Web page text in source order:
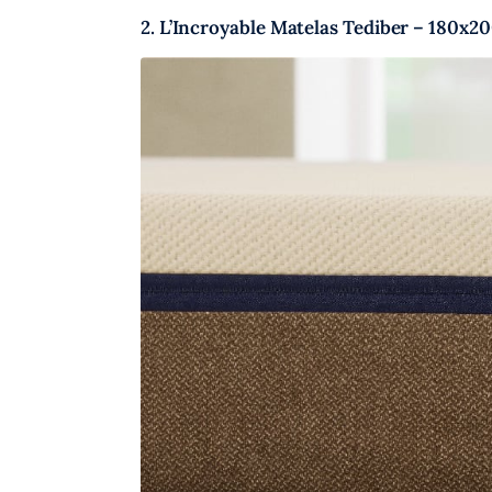
2. L’Incroyable Matelas Tediber –